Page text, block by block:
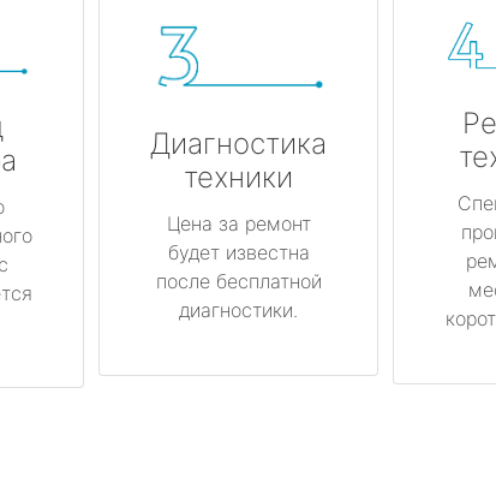
Диагностика
техники
Цена за ремонт
будет известна
после бесплатной
диагностики.